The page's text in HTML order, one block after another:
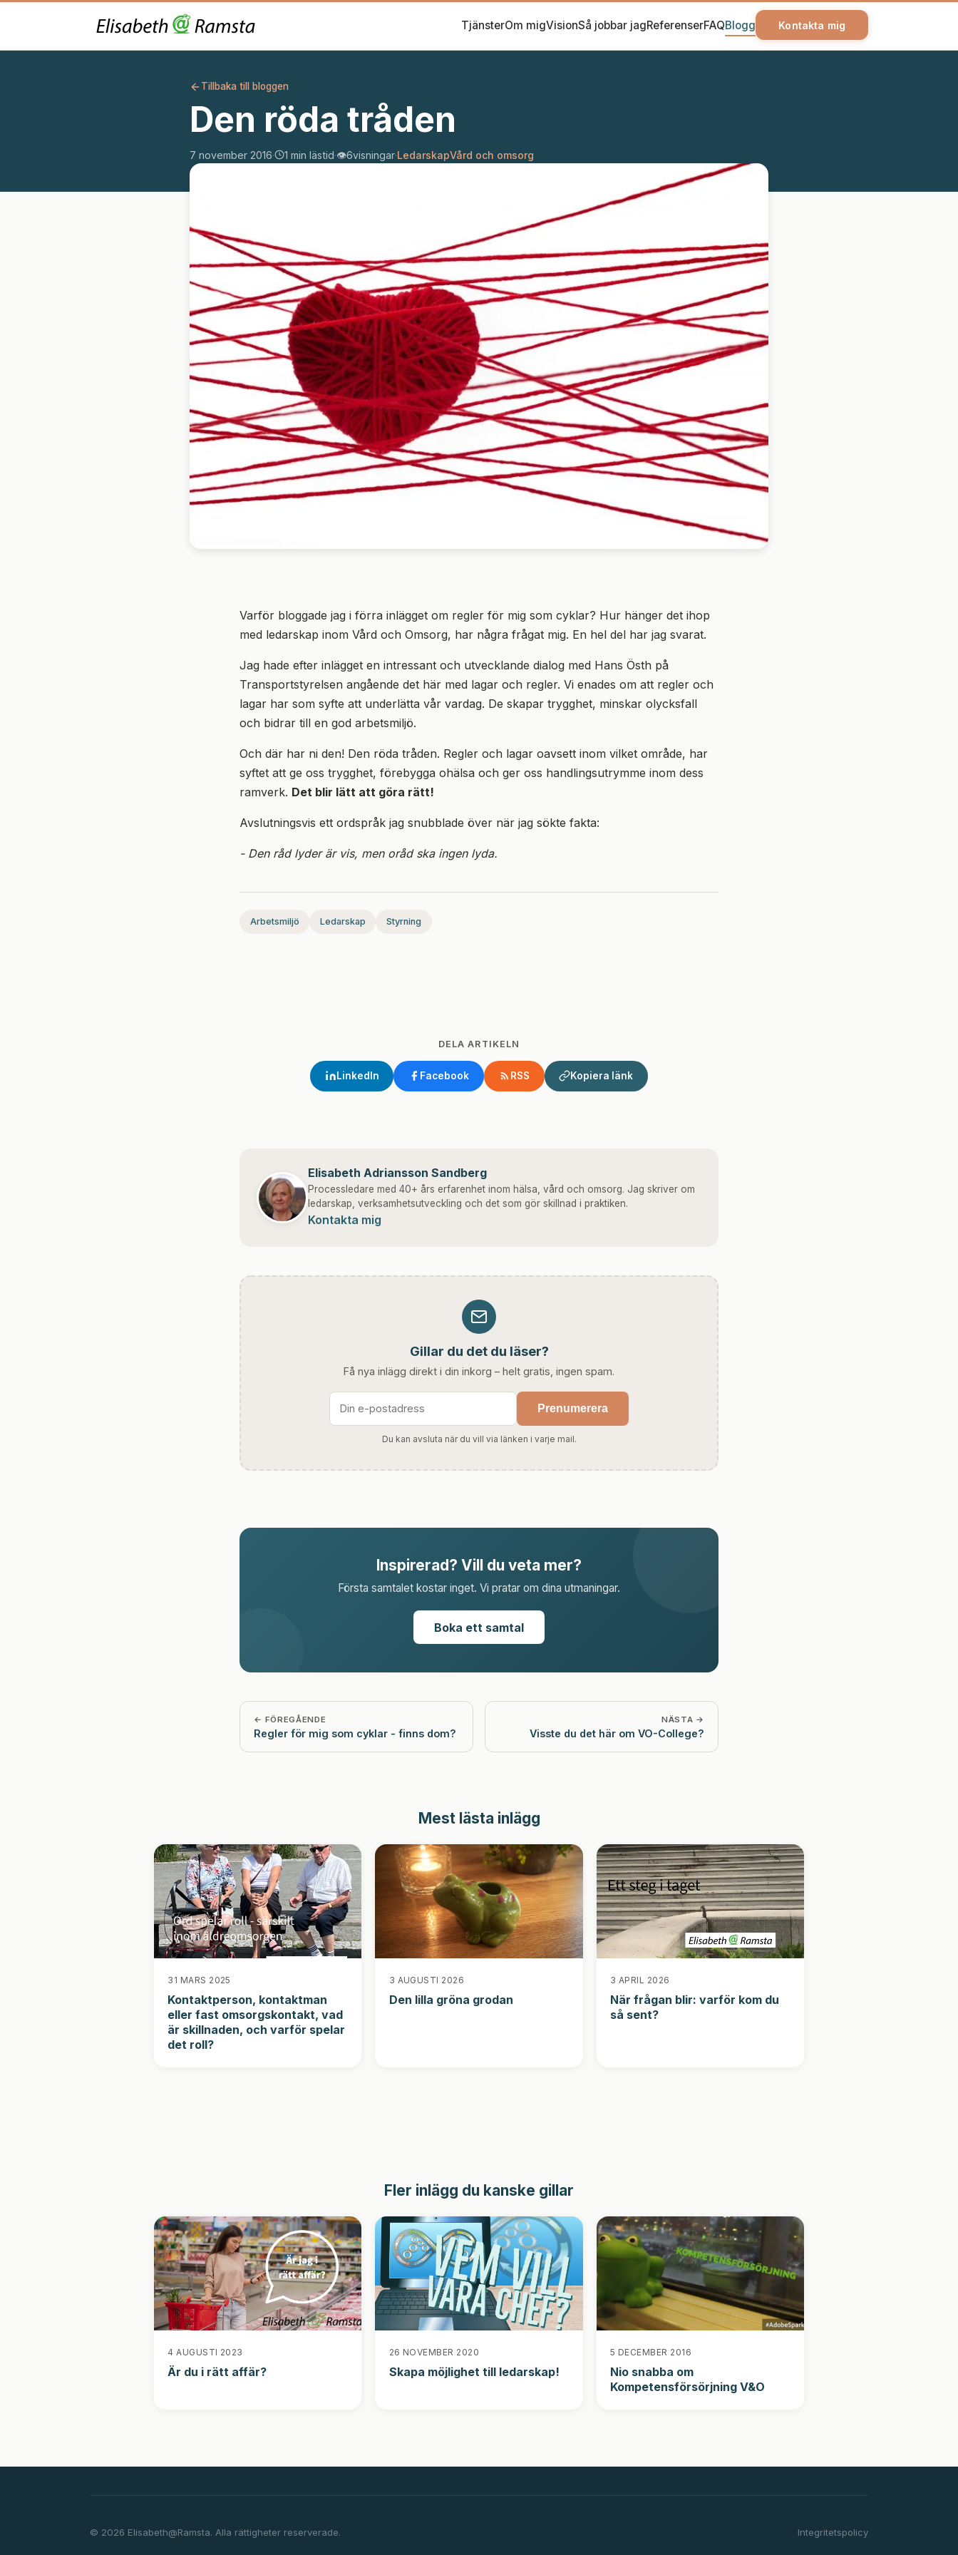
TjänsterOm migVisionSå jobbar jagReferenserFAQBlogg Kontakta mig
Tillbaka till bloggen
Den röda tråden
7 november 2016· 1 min lästid·👁️6visningar·LedarskapVård och omsorg
Varför bloggade jag i förra inlägget om regler för mig som cyklar? Hur hänger det ihop
med ledarskap inom Vård och Omsorg, har några frågat mig. En hel del har jag svarat.
Jag hade efter inlägget en intressant och utvecklande dialog med Hans Östh på
Transportstyrelsen angående det här med lagar och regler. Vi enades om att regler och
lagar har som syfte att underlätta vår vardag. De skapar trygghet, minskar olycksfall
och bidrar till en god arbetsmiljö.
Och där har ni den! Den röda tråden. Regler och lagar oavsett inom vilket område, har
syftet att ge oss trygghet, förebygga ohälsa och ger oss handlingsutrymme inom dess
ramverk. Det blir lätt att göra rätt!
Avslutningsvis ett ordspråk jag snubblade över när jag sökte fakta:
- Den råd lyder är vis, men oråd ska ingen lyda.
Arbetsmiljö Ledarskap Styrning
DELA ARTIKELN
LinkedIn Facebook RSS Kopiera länk
Elisabeth Adriansson Sandberg
Processledare med 40+ års erfarenhet inom hälsa, vård och omsorg. Jag skriver om
ledarskap, verksamhetsutveckling och det som gör skillnad i praktiken.
Kontakta mig
Gillar du det du läser?
Få nya inlägg direkt i din inkorg – helt gratis, ingen spam.
Prenumerera
Du kan avsluta när du vill via länken i varje mail.
Inspirerad? Vill du veta mer?
Första samtalet kostar inget. Vi pratar om dina utmaningar.
Boka ett samtal
← FÖREGÅENDE
Regler för mig som cyklar - finns dom?
NÄSTA →
Visste du det här om VO-College?
Mest lästa inlägg
31 MARS 2025
Kontaktperson, kontaktman
eller fast omsorgskontakt, vad
är skillnaden, och varför spelar
det roll?
3 AUGUSTI 2026
Den lilla gröna grodan
3 APRIL 2026
När frågan blir: varför kom du
så sent?
Fler inlägg du kanske gillar
4 AUGUSTI 2023
Är du i rätt affär?
26 NOVEMBER 2020
Skapa möjlighet till ledarskap!
5 DECEMBER 2016
Nio snabba om
Kompetensförsörjning V&O
© 2026 Elisabeth@Ramsta. Alla rättigheter reserverade. Integritetspolicy